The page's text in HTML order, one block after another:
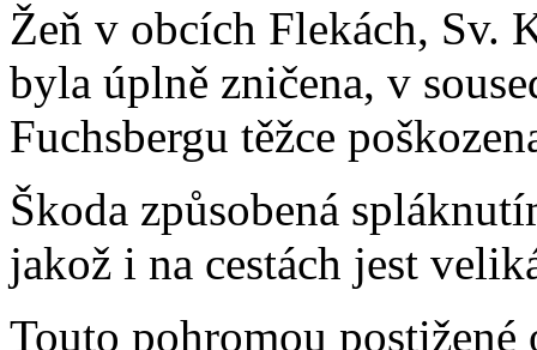
Žeň v obcích Flekách, Sv.
byla úplně zničena, v
Fuchsbergu těžce
Škoda způsobená
jakož i na cestách jest
Touto pohromou